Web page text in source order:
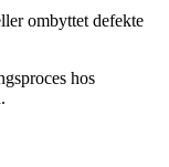
ombyttet defekte
hos